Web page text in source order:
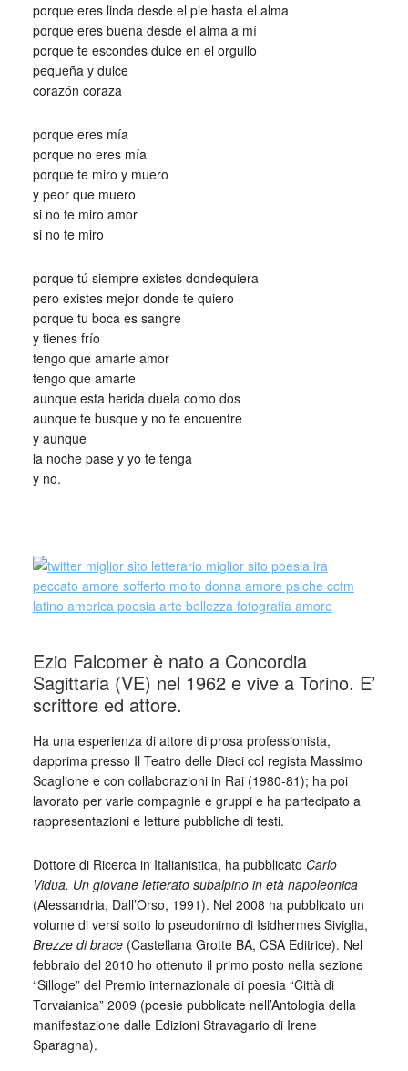
porque eres linda desde el pie hasta el alma
porque eres buena desde el alma a mí
porque te escondes dulce en el orgullo
pequeña y dulce
corazón coraza
porque eres mía
porque no eres mía
porque te miro y muero
y peor que muero
si no te miro amor
si no te miro
porque tú siempre existes dondequiera
pero existes mejor donde te quiero
porque tu boca es sangre
y tienes frío
tengo que amarte amor
tengo que amarte
aunque esta herida duela como dos
aunque te busque y no te encuentre
y aunque
la noche pase y yo te tenga
y no.
Ezio Falcomer è nato a Concordia
Sagittaria (VE) nel 1962 e vive a Torino. E’
scrittore ed attore.
Ha una esperienza di attore di prosa professionista,
dapprima presso Il Teatro delle Dieci col regista Massimo
Scaglione e con collaborazioni in Rai (1980-81); ha poi
lavorato per varie compagnie e gruppi e ha partecipato a
rappresentazioni e letture pubbliche di testi.
Dottore di Ricerca in Italianistica, ha pubblicato Carlo
Vidua. Un giovane letterato subalpino in età napoleonica
(Alessandria, Dall’Orso, 1991). Nel 2008 ha pubblicato un
volume di versi sotto lo pseudonimo di Isidhermes Siviglia,
Brezze di brace(Castellana Grotte BA, CSA Editrice). Nel
febbraio del 2010 ho ottenuto il primo posto nella sezione
“Silloge” del Premio internazionale di poesia “Città di
Torvaianica” 2009 (poesie pubblicate nell’Antologia della
manifestazione dalle Edizioni Stravagario di Irene
Sparagna).